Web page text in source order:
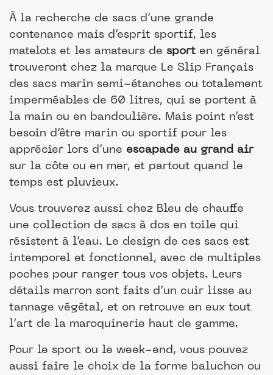
À la recherche de sacs d’une grande
contenance mais d’esprit sportif, les
matelots et les amateurs de sport en général
trouveront chez la marque Le Slip Français
des sacs marin semi-étanches ou totalement
imperméables de 60 litres, qui se portent à
la main ou en bandoulière. Mais point n’est
besoin d’être marin ou sportif pour les
apprécier lors d’une escapade au grand air
sur la côte ou en mer, et partout quand le
temps est pluvieux.
Vous trouverez aussi chez Bleu de chauffe
une collection de sacs à dos en toile qui
résistent à l’eau. Le design de ces sacs est
intemporel et fonctionnel, avec de multiples
poches pour ranger tous vos objets. Leurs
détails marron sont faits d’un cuir lisse au
tannage végétal, et on retrouve en eux tout
l’art de la maroquinerie haut de gamme.
Pour le sport ou le week-end, vous pouvez
aussi faire le choix de la forme baluchon ou